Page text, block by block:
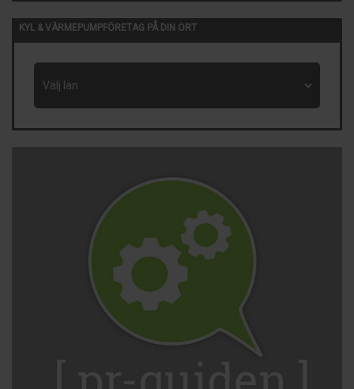
KYL & VÄRMEPUMPFÖRETAG PÅ DIN ORT